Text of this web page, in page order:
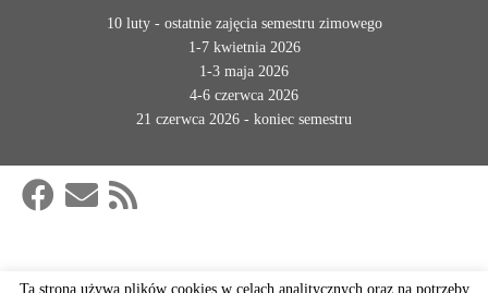
10 luty - ostatnie zajęcia semestru zimowego
1-7 kwietnia 2026
1-3 maja 2026
4-6 czerwca 2026
21 czerwca 2026 - koniec semestru
Ta strona używa plików cookies w celach analitycznych oraz na potrzeby